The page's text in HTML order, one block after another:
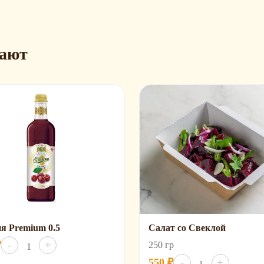
Premium 0.5
-
Количество
товара
+
Салат со Свеклой
250 гр
Количество